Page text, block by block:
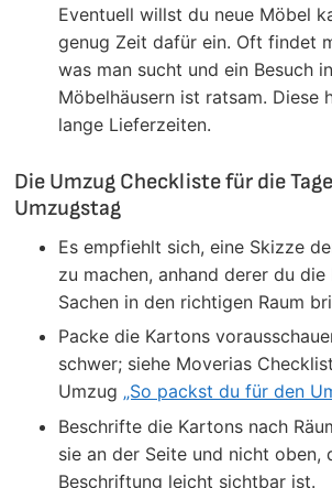
Eventuell willst du neue Möbel
genug Zeit dafür ein. Oft findet
was man sucht und ein Besuch
Möbelhäusern ist ratsam. Diese
lange Lieferzeiten.
Die Umzug Checkliste für die
Umzugstag
Es empfiehlt sich, eine Skizze
zu machen, anhand derer du die
Sachen in den richtigen Raum
Packe die Kartons
schwer; siehe Moverias
Umzug „So packst du für den
Beschrifte die Kartons nach
sie an der Seite und nicht oben,
Beschriftung leicht sichtbar ist.